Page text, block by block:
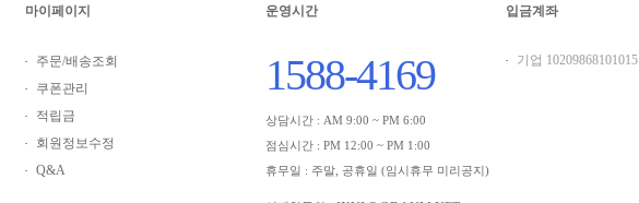
마이페이지
주문/배송조회
쿠폰관리
적립금
회원정보수정
Q&A
운영시간
1588-4169
상담시간 : AM 9:00 ~ PM 6:00
점심시간 : PM 12:00 ~ PM 1:00
휴무일 : 주말, 공휴일 (임시휴무 미리공지)
입금계좌
기업 10209868101015